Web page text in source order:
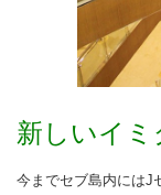
新しいイミ
今までセブ島内にはJ